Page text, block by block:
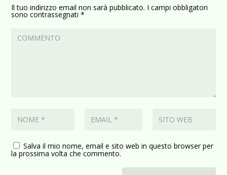
Il tuo indirizzo email non sarà pubblicato. I campi obbligatori
sono contrassegnati*
Salva il mio nome, email e sito web in questo browser per
la prossima volta che commento.